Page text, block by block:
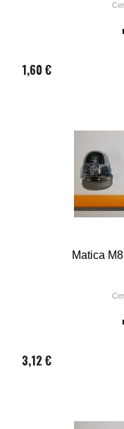
1,60 €
Matica
3,12 €